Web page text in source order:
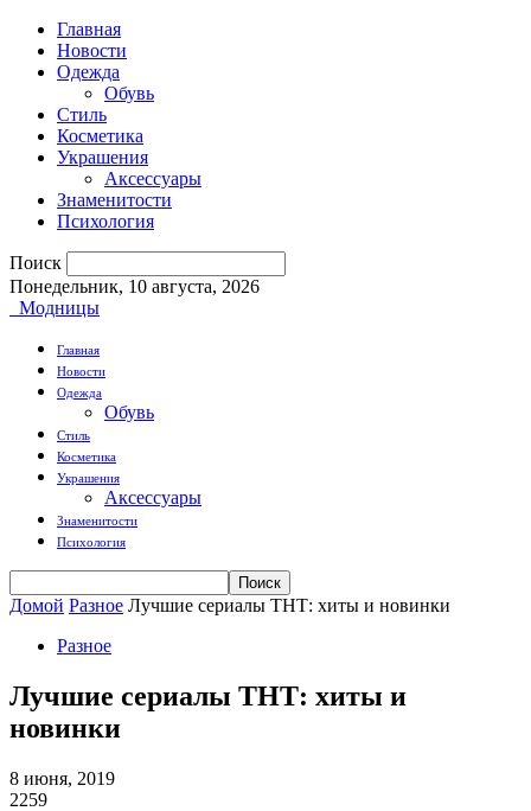
Главная
Новости
Одежда
Обувь
Стиль
Косметика
Украшения
Аксессуары
Знаменитости
Психология
Поиск
Понедельник, 10 августа, 2026
Модницы
Главная
Новости
Одежда
Обувь
Стиль
Косметика
Украшения
Аксессуары
Знаменитости
Психология
Домой Разное Лучшие сериалы ТНТ: хиты и новинки
Разное
Лучшие сериалы ТНТ: хиты и
новинки
8 июня, 2019
2259